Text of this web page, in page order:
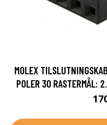
MOLEX
POLER 30 RASTERMÅL: